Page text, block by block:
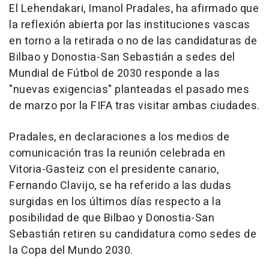
El Lehendakari, Imanol Pradales, ha afirmado que
la reflexión abierta por las instituciones vascas
en torno a la retirada o no de las candidaturas de
Bilbao y Donostia-San Sebastián a sedes del
Mundial de Fútbol de 2030 responde a las
"nuevas exigencias" planteadas el pasado mes
de marzo por la FIFA tras visitar ambas ciudades.
Pradales, en declaraciones a los medios de
comunicación tras la reunión celebrada en
Vitoria-Gasteiz con el presidente canario,
Fernando Clavijo, se ha referido a las dudas
surgidas en los últimos días respecto a la
posibilidad de que Bilbao y Donostia-San
Sebastián retiren su candidatura como sedes de
la Copa del Mundo 2030.